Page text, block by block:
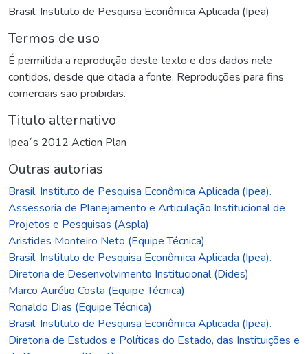
Brasil. Instituto de Pesquisa Econômica Aplicada (Ipea)
Termos de uso
É permitida a reprodução deste texto e dos dados nele
contidos, desde que citada a fonte. Reproduções para fins
comerciais são proibidas.
Titulo alternativo
Ipea´s 2012 Action Plan
Outras autorias
Brasil. Instituto de Pesquisa Econômica Aplicada (Ipea).
Assessoria de Planejamento e Articulação Institucional de
Projetos e Pesquisas (Aspla)
Aristides Monteiro Neto (Equipe Técnica)
Brasil. Instituto de Pesquisa Econômica Aplicada (Ipea).
Diretoria de Desenvolvimento Institucional (Dides)
Marco Aurélio Costa (Equipe Técnica)
Ronaldo Dias (Equipe Técnica)
Brasil. Instituto de Pesquisa Econômica Aplicada (Ipea).
Diretoria de Estudos e Políticas do Estado, das Instituições e